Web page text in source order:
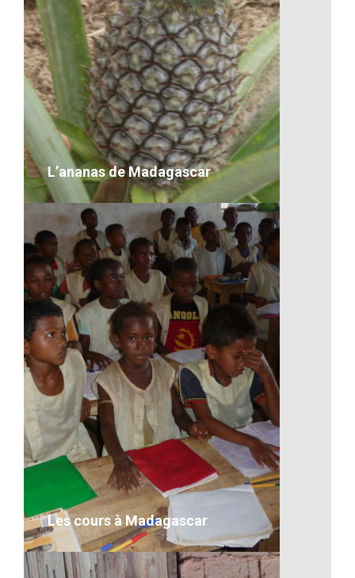
Le marché malgache
VOIR LE DÉTAIL
L’ananas de Madagascar
L’ananas de Madagascar
VOIR LE DÉTAIL
Les cours à Madagascar